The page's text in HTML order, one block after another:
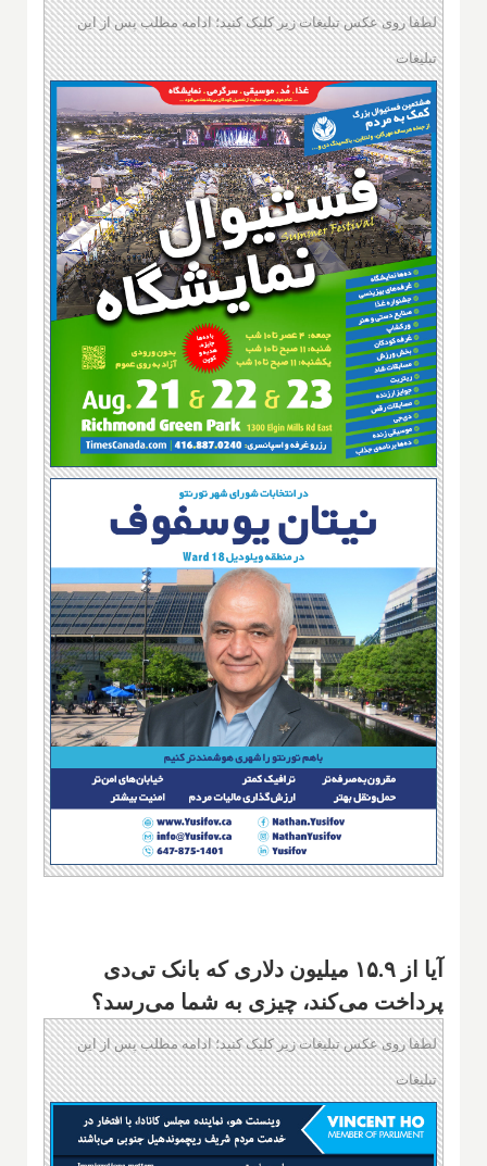
لطفا روی عکس تبلیغات زیر کلیک کنید؛ ادامه مطلب پس از این
تبلیغات
آیا از ۱۵.۹ میلیون دلاری که بانک تی‌دی
پرداخت می‌کند، چیزی به شما می‌رسد؟
لطفا روی عکس تبلیغات زیر کلیک کنید؛ ادامه مطلب پس از این
تبلیغات